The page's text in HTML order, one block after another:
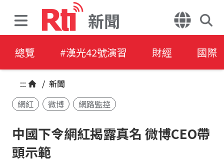
新聞
總覽 #漢光42號演習 財經 國際
::: / 新聞
網紅
微博 網路監控
中國下令網紅揭露真名 微博CEO帶
頭示範